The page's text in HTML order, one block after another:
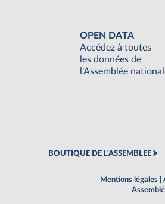
OPEN DATA
Accédez à toutes
les données de
l'Assemblée
BOUTIQUE DE L'ASSEMBLEE
Mentions légales